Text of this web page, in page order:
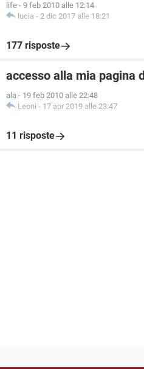
life - 9 feb 2010 alle 12:14
lucia - 2 dic 2017 alle 18:21
177 risposte
accesso alla mia pagina
ala - 19 feb 2010 alle 22:48
Leoni - 17 apr 2019 alle 23:47
11 risposte